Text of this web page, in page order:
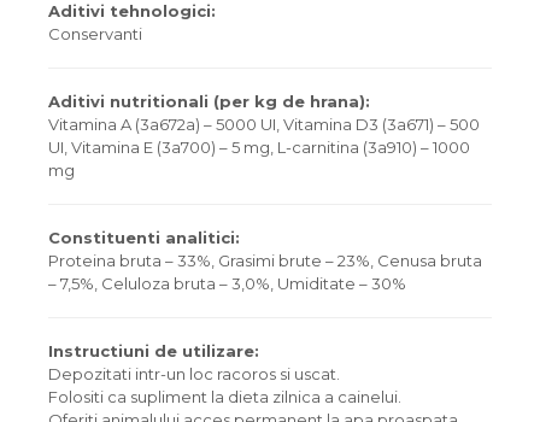
Aditivi tehnologici:
Conservanti
Aditivi nutritionali (per kg de hrana):
Vitamina A (3a672a) – 5000 UI, Vitamina D3 (3a671) – 500
UI, Vitamina E (3a700) – 5 mg, L-carnitina (3a910) – 1000
mg
Constituenti analitici:
Proteina bruta – 33%, Grasimi brute – 23%, Cenusa bruta
– 7,5%, Celuloza bruta – 3,0%, Umiditate – 30%
Instructiuni de utilizare:
Depozitati intr-un loc racoros si uscat.
Folositi ca supliment la dieta zilnica a cainelui.